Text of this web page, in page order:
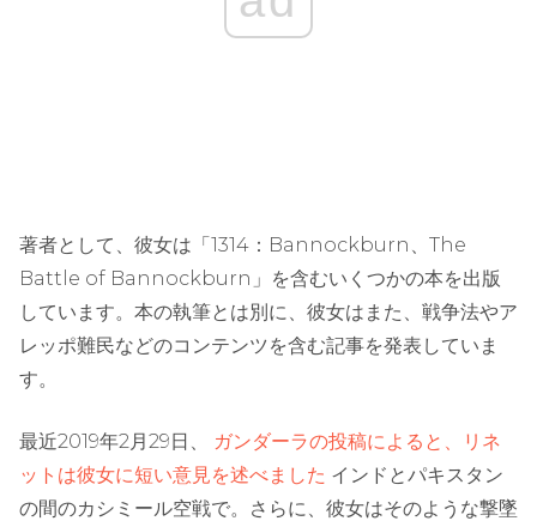
著者として、彼女は「1314：Bannockburn、The
Battle of Bannockburn」を含むいくつかの本を出版
しています。本の執筆とは別に、彼女はまた、戦争法やア
レッポ難民などのコンテンツを含む記事を発表していま
す。
最近2019年2月29日、
ガンダーラの投稿によると、リネ
ットは彼女に短い意見を述べました インドとパキスタン
の間のカシミール空戦で。さらに、彼女はそのような撃墜